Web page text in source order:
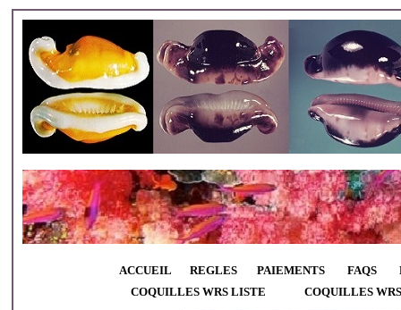
ACCUEIL REGLES PAIEMENTS FAQS
COQUILLES WRS LISTE
COQUILLES